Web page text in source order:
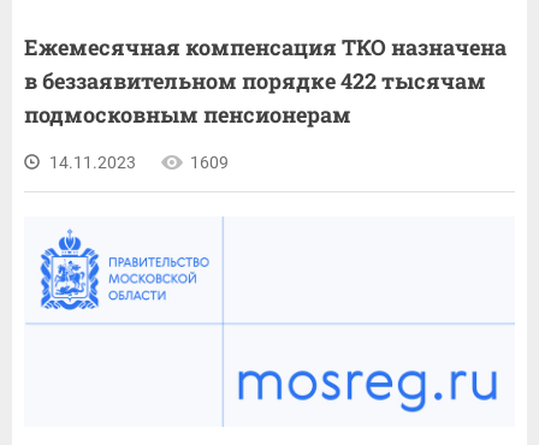
Ежемесячная компенсация ТКО назначена
в беззаявительном порядке 422 тысячам
подмосковным пенсионерам
14.11.2023 1609